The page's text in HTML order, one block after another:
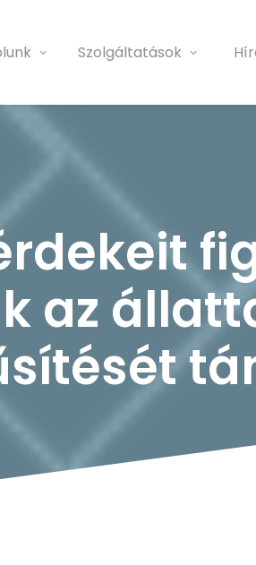
Szolgáltatások
az